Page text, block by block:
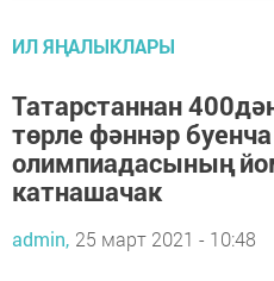
ИЛ ЯҢАЛЫКЛАРЫ
Татарстаннан
төрле фәннәр
олимпиадасының
катнашачак
admin, 25 март 2021 - 10:48